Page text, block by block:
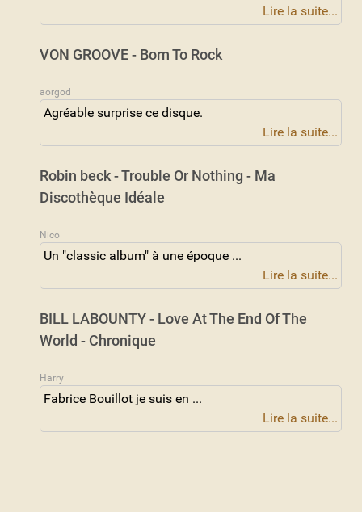
Lire la suite...
VON GROOVE - Born To Rock
aorgod
Agréable surprise ce disque.
Lire la suite...
Robin beck - Trouble Or Nothing - Ma
Discothèque Idéale
Nico
Un "classic album" à une époque ...
Lire la suite...
BILL LABOUNTY - Love At The End Of The
World - Chronique
Harry
Fabrice Bouillot je suis en ...
Lire la suite...